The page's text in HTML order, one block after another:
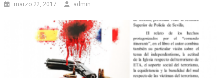
marzo 22, 2017 admin